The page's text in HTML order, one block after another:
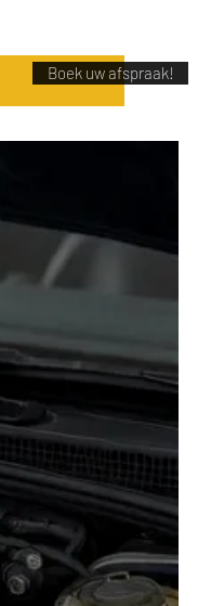
Boek uw afspraak!